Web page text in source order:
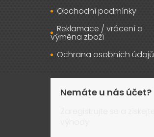
Obchodní podmínky
Reklamace / vrácení a
výměna zboží
Ochrana osobních údajů
Nemáte u nás účet?